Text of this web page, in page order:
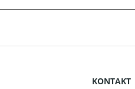
KONTAKT